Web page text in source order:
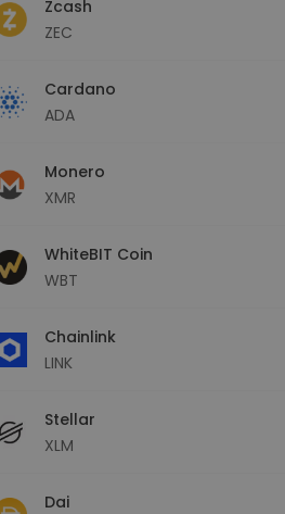
Zcash
ZEC
Cardano
ADA
Monero
XMR
WhiteBIT Coin
WBT
Chainlink
LINK
Stellar
XLM
Dai